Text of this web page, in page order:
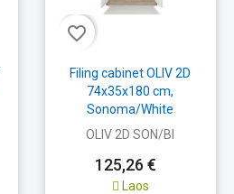
favorite_border
Filing cabinet OLIV 2D
74x35x180 cm,
Sonoma/White
OLIV 2D SON/BI
125,26 €
Laos